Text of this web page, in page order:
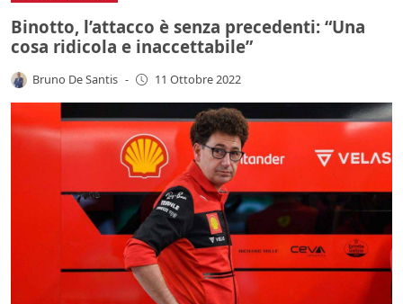
Binotto, l’attacco è senza precedenti: “Una
cosa ridicola e inaccettabile”
Bruno De Santis - 11 Ottobre 2022